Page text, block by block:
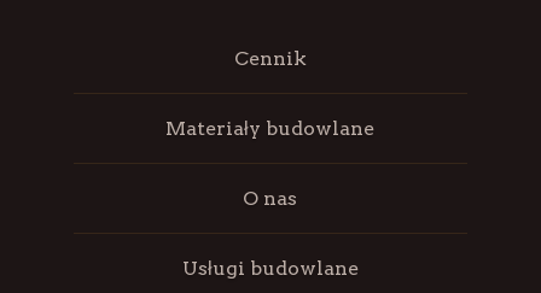
Cennik
Materiały budowlane
O nas
Usługi budowlane